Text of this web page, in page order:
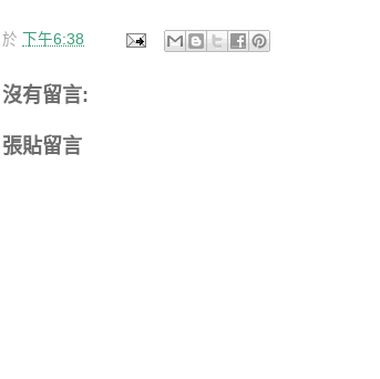
於 下午6:38
沒有留言:
張貼留言